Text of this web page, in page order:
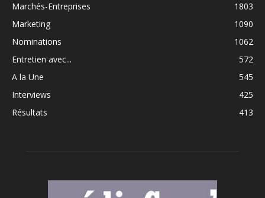
Marchés-Entreprises
1803
Marketing
1090
Nominations
1062
Entretien avec...
572
A la Une
545
Interviews
425
Résultats
413